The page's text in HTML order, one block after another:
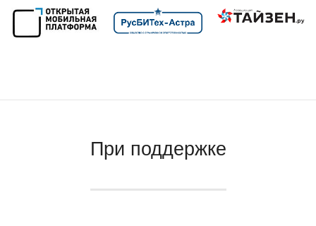
При поддержке